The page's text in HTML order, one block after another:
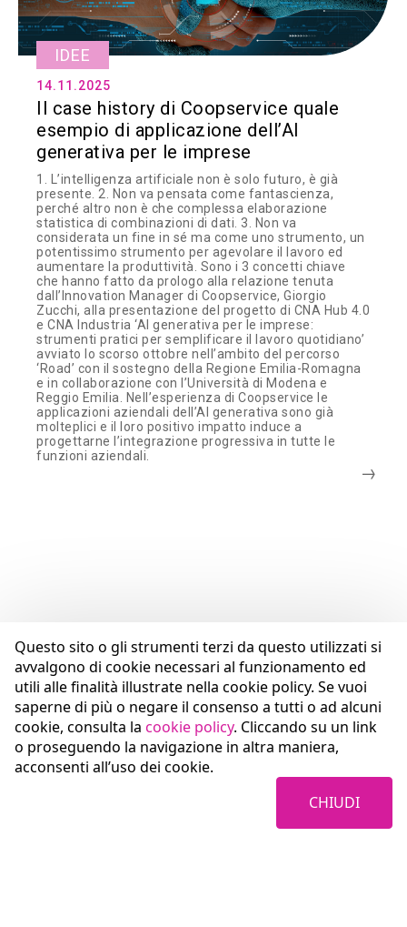
Questo sito o gli strumenti terzi da questo utilizzati si
avvalgono di cookie necessari al funzionamento ed
utili alle finalità illustrate nella cookie policy. Se vuoi
saperne di più o negare il consenso a tutti o ad alcuni
cookie, consulta la cookie policy. Cliccando su un link
o proseguendo la navigazione in altra maniera,
acconsenti all’uso dei cookie.
CHIUDI
IDEE
14.11.2025
Il case history di Coopservice quale
esempio di applicazione dell’AI
generativa per le imprese
1. L’intelligenza artificiale non è solo futuro, è già
presente. 2. Non va pensata come fantascienza,
perché altro non è che complessa elaborazione
statistica di combinazioni di dati. 3. Non va
considerata un fine in sé ma come uno strumento, un
potentissimo strumento per agevolare il lavoro ed
aumentare la produttività. Sono i 3 concetti chiave
che hanno fatto da prologo alla relazione tenuta
dall’Innovation Manager di Coopservice, Giorgio
Zucchi, alla presentazione del progetto di CNA Hub 4.0
e CNA Industria ‘AI generativa per le imprese:
strumenti pratici per semplificare il lavoro quotidiano’
avviato lo scorso ottobre nell’ambito del percorso
‘Road’ con il sostegno della Regione Emilia-Romagna
e in collaborazione con l’Università di Modena e
Reggio Emilia. Nell’esperienza di Coopservice le
applicazioni aziendali dell’AI generativa sono già
molteplici e il loro positivo impatto induce a
progettarne l’integrazione progressiva in tutte le
funzioni aziendali.